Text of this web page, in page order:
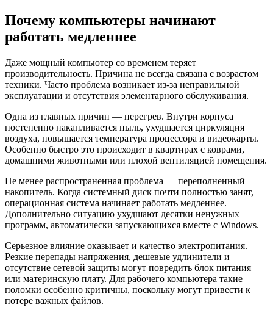
Почему компьютеры начинают
работать медленнее
Даже мощный компьютер со временем теряет
производительность. Причина не всегда связана с возрастом
техники. Часто проблема возникает из-за неправильной
эксплуатации и отсутствия элементарного обслуживания.
Одна из главных причин — перегрев. Внутри корпуса
постепенно накапливается пыль, ухудшается циркуляция
воздуха, повышается температура процессора и видеокарты.
Особенно быстро это происходит в квартирах с коврами,
домашними животными или плохой вентиляцией помещения.
Не менее распространенная проблема — переполненный
накопитель. Когда системный диск почти полностью занят,
операционная система начинает работать медленнее.
Дополнительно ситуацию ухудшают десятки ненужных
программ, автоматически запускающихся вместе с Windows.
Серьезное влияние оказывает и качество электропитания.
Резкие перепады напряжения, дешевые удлинители и
отсутствие сетевой защиты могут повредить блок питания
или материнскую плату. Для рабочего компьютера такие
поломки особенно критичны, поскольку могут привести к
потере важных файлов.